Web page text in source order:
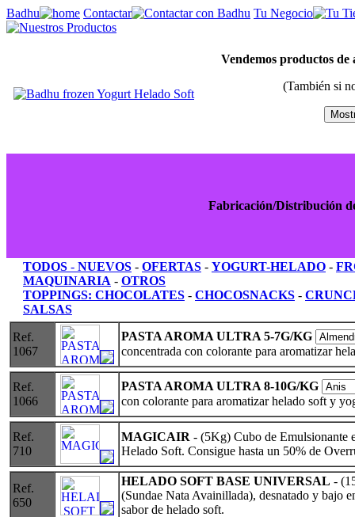
Badhu Contactar Tu Negocio
Vendemos productos
(También si
Fabricación/Distribución
TODOS - NUEVOS - OFERTAS - YOGURT-HELADO -
MAQUINARIA - OTROS
TOPPINGS: CHOCOLATES - CHOCOSNACKS -
SALSAS
Ref.
1067
PASTA AROMA ULTRA 5-7G/KG
concentrada con colorante para aromatizar
Ref.
1066
PASTA AROMA ULTRA 8-10G/KG
con colorante para aromatizar helado soft y
Ref.
710
MAGICAIR - (5Kg) Cubo de Emulsionante
Helado Soft. Consigue hasta un 50% de
Ref.
650
HELADO SOFT BASE UNIVERSAL -
(Sundae Nata Avainillada), desnatado y bajo
sabor de helado soft.